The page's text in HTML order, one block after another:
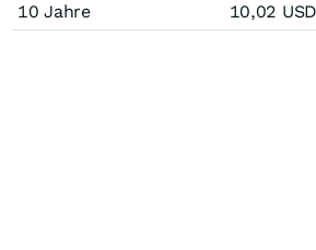
10 Jahre
10,02 USD